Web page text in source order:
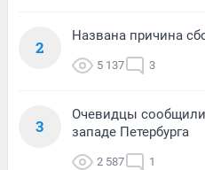
2
Названа причина
5 137 3
3
Очевидцы
западе Петербурга
2 587 1